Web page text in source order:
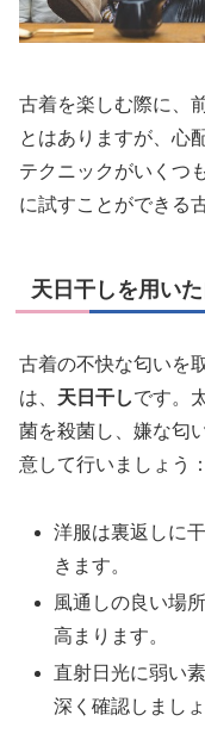
古着を楽しむ際に、
とはありますが、心
テクニックがいくつ
に試すことができる
天日干しを用い
古着の不快な匂いを
は、 天日干しです。
菌を殺菌し、嫌な匂
意して行いましょう：
洋服は裏返しに
きます。
風通しの良い場
高まります。
直射日光に弱い
深く確認しましょ